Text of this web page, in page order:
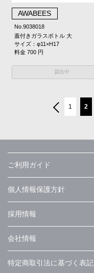
AWABEES
No.9038018
蓋付きガラスボトル 大
サイズ：φ11×H17
料金 700 円
貸出中
1 2
ご利用ガイド
個人情報保護方針
採用情報
会社情報
特定商取引法に基づく表記